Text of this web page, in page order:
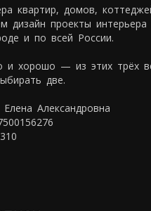
квартир, домов,
дизайн проекты интерьера
и по всей России.
и хорошо — из этих трёх
две.
Александровна